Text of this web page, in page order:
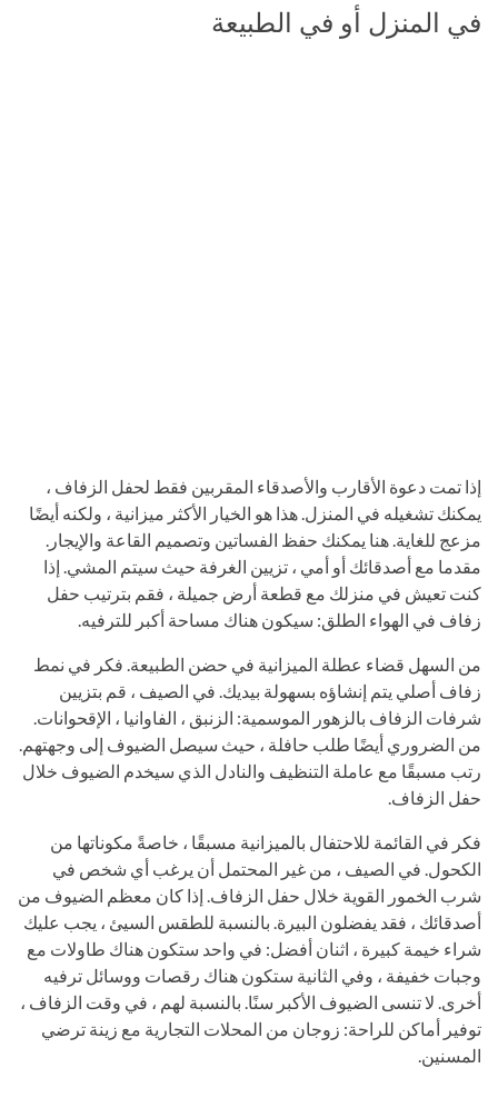
في المنزل أو في الطبيعة
إذا تمت دعوة الأقارب والأصدقاء المقربين فقط لحفل الزفاف ،
يمكنك تشغيله في المنزل. هذا هو الخيار الأكثر ميزانية ، ولكنه أيضًا
مزعج للغاية. هنا يمكنك حفظ الفساتين وتصميم القاعة والإيجار.
مقدما مع أصدقائك أو أمي ، تزيين الغرفة حيث سيتم المشي. إذا
كنت تعيش في منزلك مع قطعة أرض جميلة ، فقم بترتيب حفل
زفاف في الهواء الطلق: سيكون هناك مساحة أكبر للترفيه.
من السهل قضاء عطلة الميزانية في حضن الطبيعة. فكر في نمط
زفاف أصلي يتم إنشاؤه بسهولة بيديك. في الصيف ، قم بتزيين
شرفات الزفاف بالزهور الموسمية: الزنبق ، الفاوانيا ، الإقحوانات.
من الضروري أيضًا طلب حافلة ، حيث سيصل الضيوف إلى وجهتهم.
رتب مسبقًا مع عاملة التنظيف والنادل الذي سيخدم الضيوف خلال
حفل الزفاف.
فكر في القائمة للاحتفال بالميزانية مسبقًا ، خاصةً مكوناتها من
الكحول. في الصيف ، من غير المحتمل أن يرغب أي شخص في
شرب الخمور القوية خلال حفل الزفاف. إذا كان معظم الضيوف من
أصدقائك ، فقد يفضلون البيرة. بالنسبة للطقس السيئ ، يجب عليك
شراء خيمة كبيرة ، اثنان أفضل: في واحد ستكون هناك طاولات مع
وجبات خفيفة ، وفي الثانية ستكون هناك رقصات ووسائل ترفيه
أخرى. لا تنسى الضيوف الأكبر سنًا. بالنسبة لهم ، في وقت الزفاف ،
توفير أماكن للراحة: زوجان من المحلات التجارية مع زينة ترضي
المسنين.